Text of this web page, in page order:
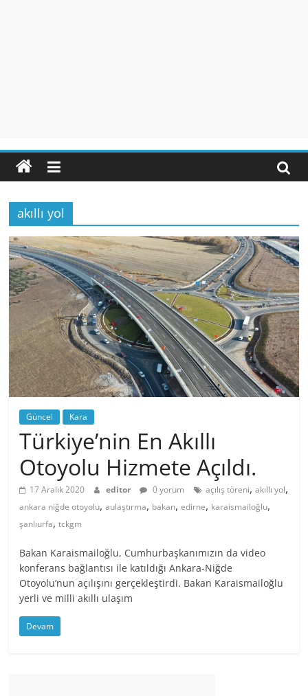
akıllı yol
Güncel Kara
Türkiye’nin En Akıllı
Otoyolu Hizmete Açıldı.
17 Aralık 2020 editor 0 yorum açılış töreni,akıllı yol,
ankara niğde otoyolu,aulaştırma, bakan,edirne, karaismailoğlu,
şanlıurfa,tckgm
Bakan Karaismailoğlu, Cumhurbaşkanımızın da video
konferans bağlantısı ile katıldığı Ankara-Niğde
Otoyolu’nun açılışını gerçekleştirdi. Bakan Karaismailoğlu
yerli ve milli akıllı ulaşım
Devam